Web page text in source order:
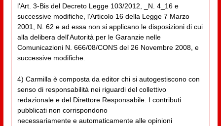
l’Art. 3-Bis del Decreto Legge 103/2012, _N. 4_16 e
successive modifiche, l’Articolo 16 della Legge 7 Marzo
2001, N. 62 e ad essa non si applicano le disposizioni di cui
alla delibera dell'Autorità per le Garanzie nelle
Comunicazioni N. 666/08/CONS del 26 Novembre 2008, e
successive modifiche.
4) Carmilla è composta da editor chi si autogestiscono con
senso di responsabilità nei riguardi del collettivo
redazionale e del Direttore Responsabile. I contributi
pubblicati non corrispondono
necessariamente e automaticamente alle opinioni